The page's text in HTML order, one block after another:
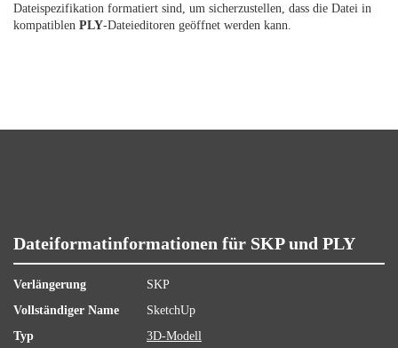
Dateispezifikation formatiert sind, um sicherzustellen, dass die Datei in
kompatiblen PLY-Dateieditoren geöffnet werden kann.
Dateiformatinformationen für SKP und PLY
Verlängerung
SKP
Vollständiger Name
SketchUp
Typ
3D-Modell